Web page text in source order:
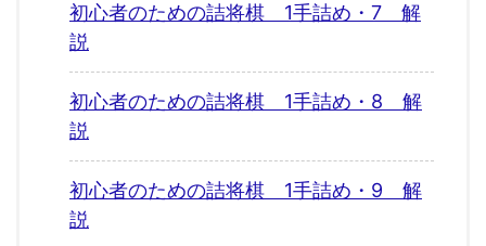
初心者のための詰将棋 1手詰め・7 解
説
初心者のための詰将棋 1手詰め・8 解
説
初心者のための詰将棋 1手詰め・9 解
説